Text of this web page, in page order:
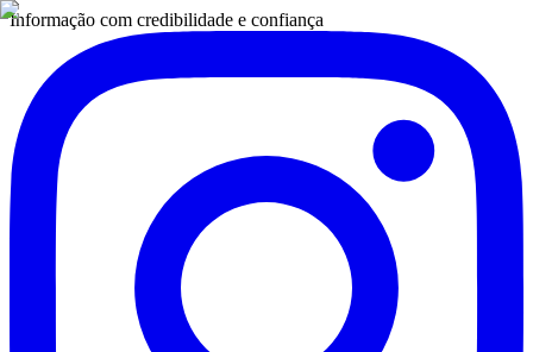
Informação com credibilidade e confiança